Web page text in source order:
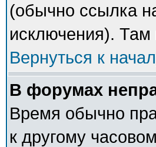
(обычно ссылка
исключения). Там
Вернуться к
В форумах
Время обычно
к другому